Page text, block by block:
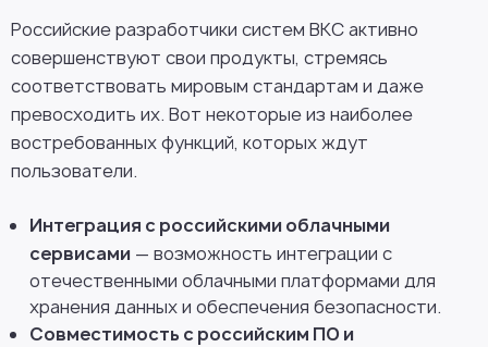
Российские разработчики систем ВКС активно
совершенствуют свои продукты, стремясь
соответствовать мировым стандартам и даже
превосходить их. Вот некоторые из наиболее
востребованных функций, которых ждут
пользователи.
Интеграция с российскими облачными
сервисами — возможность интеграции с
отечественными облачными платформами для
хранения данных и обеспечения безопасности.
Совместимость с российским ПО и